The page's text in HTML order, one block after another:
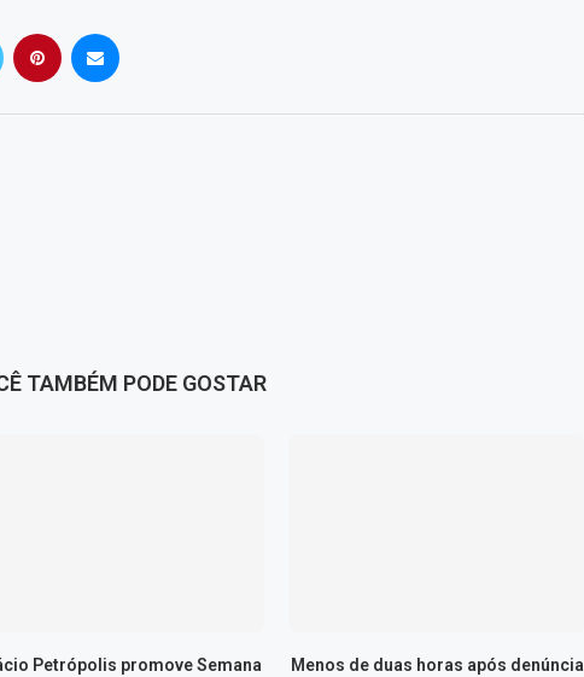
TAMBÉM PODE GOSTAR
Petrópolis promove Semana
Menos de duas horas após denúncia